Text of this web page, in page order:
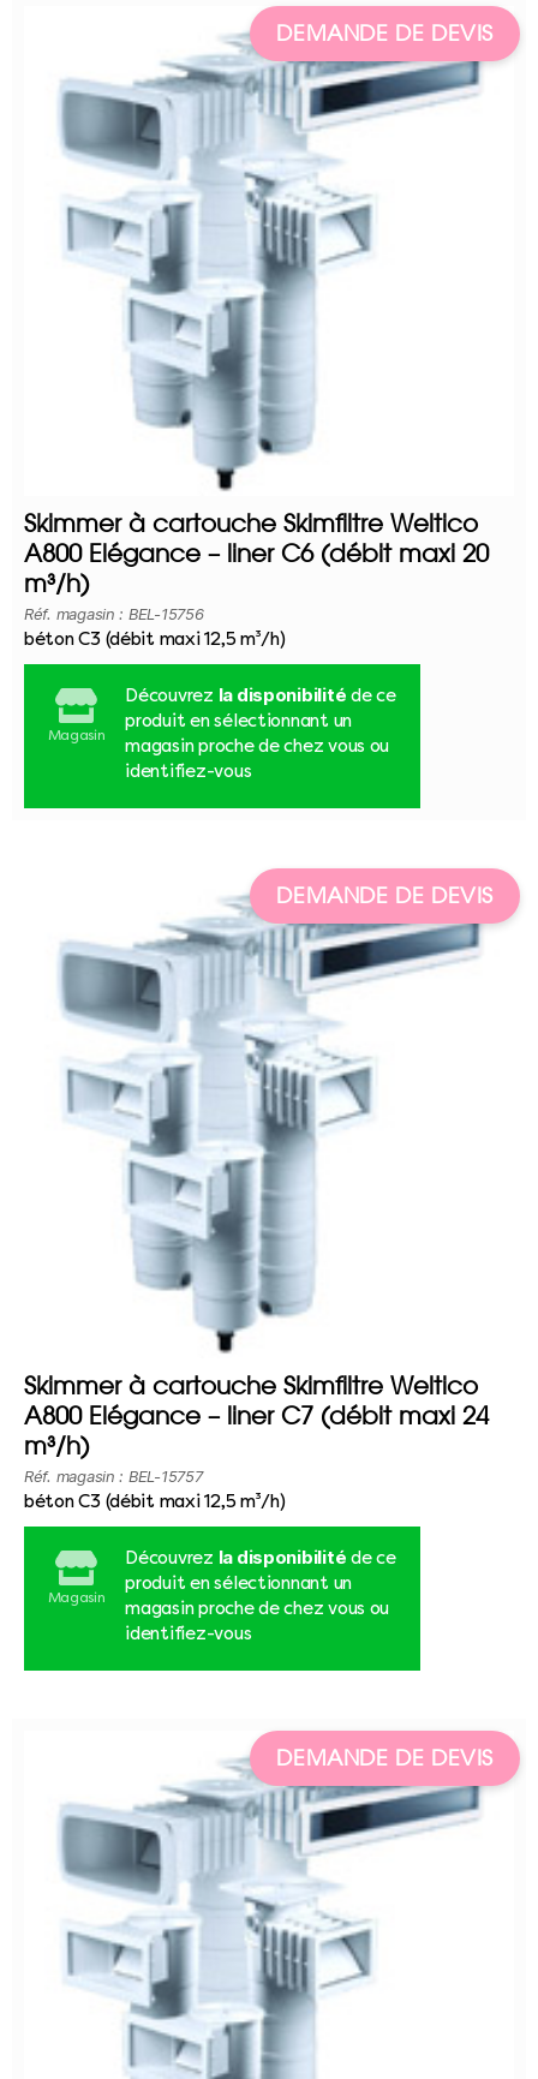
Skimmer à cartouche Skimfiltre Weltico
A800 Elégance – liner C6 (débit maxi 20
m³/h)
DEMANDE DE DEVIS
Réf. magasin : BEL-15756
béton C3 (débit maxi 12,5 m³/h)
Magasin
Découvrez la disponibilité de ce
produit en sélectionnant un
magasin proche de chez vous ou
identifiez-vous
Skimmer à cartouche Skimfiltre Weltico
A800 Elégance – liner C7 (débit maxi 24
m³/h)
DEMANDE DE DEVIS
Réf. magasin : BEL-15757
béton C3 (débit maxi 12,5 m³/h)
Magasin
Découvrez la disponibilité de ce
produit en sélectionnant un
magasin proche de chez vous ou
identifiez-vous
DEMANDE DE DEVIS